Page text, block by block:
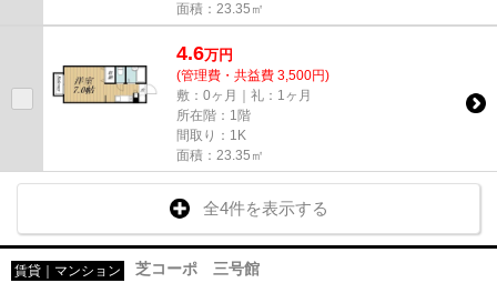
面積：23.35㎡
4.6万円
(管理費・共益費 3,500円)
敷：0ヶ月｜礼：1ヶ月
所在階：1階
間取り：1K
面積：23.35㎡
全4件を表示する
賃貸｜マンション 芝コーポ 三号館